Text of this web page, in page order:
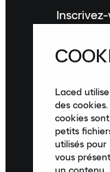
dernières
France
Laced utilise
des
cookies
petits
utilisés pour
vous